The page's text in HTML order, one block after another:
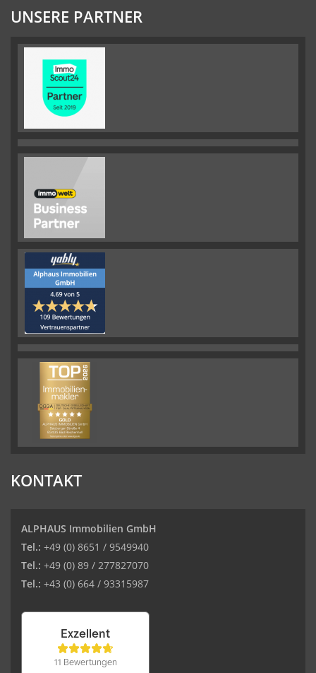
UNSERE PARTNER
KONTAKT
ALPHAUS Immobilien GmbH
Tel.: +49 (0) 8651 / 9549940
Tel.: +49 (0) 89 / 277827070
Tel.: +43 (0) 664 / 93315987